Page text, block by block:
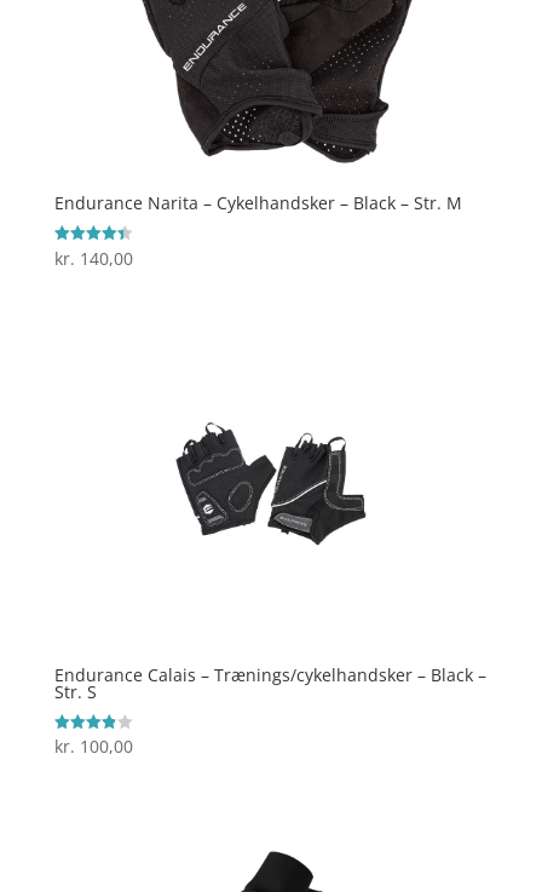
Endurance Narita – Cykelhandsker – Black – Str. M
Vurderet
4.4
kr. 140,00
Endurance Calais – Trænings/cykelhandsker – Black –
Str. S
Vurderet
3.9
kr. 100,00